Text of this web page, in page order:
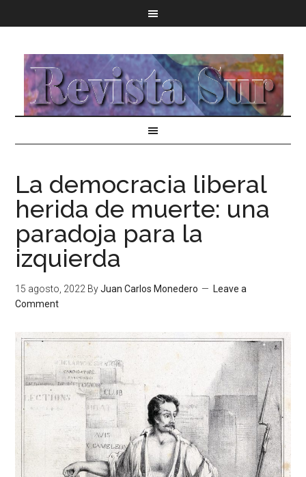
La democracia liberal
herida de muerte: una
paradoja para la
izquierda
15 agosto, 2022 ByJuan Carlos Monedero
Leave a
Comment